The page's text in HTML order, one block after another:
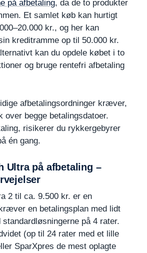
på afbetaling, da de to produkter
Et samlet køb kan hurtigt
kr., og her kan
kreditramme op til 50.000 kr.
kan du opdele købet i to
og bruge rentefri afbetaling
afbetalingsordninger kræver,
over begge betalingsdatoer.
risikerer du rykkergebyrer
én gang.
Ultra på afbetaling –
2 til ca. 9.500 kr. er en
en betalingsplan med lidt
på 4 rater.
(op til 24 rater med et lille
SparXpres de mest oplagte